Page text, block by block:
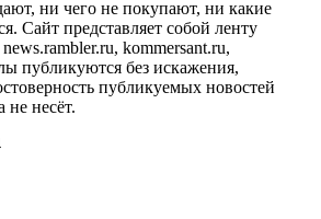
ни чего не покупают, ни какие
Сайт представляет собой ленту
kommersant.ru,
публикуются без искажения,
публикуемых новостей
не несёт.